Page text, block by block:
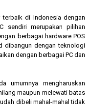
terbaik di Indonesia dengan
sendiri merupakan pilihan
berbagai hardware POS
dibangun dengan teknologi
dengan berbagai PC dan
umumnya mengharuskan
maupun melewati batas
dibeli mahal-mahal tidak